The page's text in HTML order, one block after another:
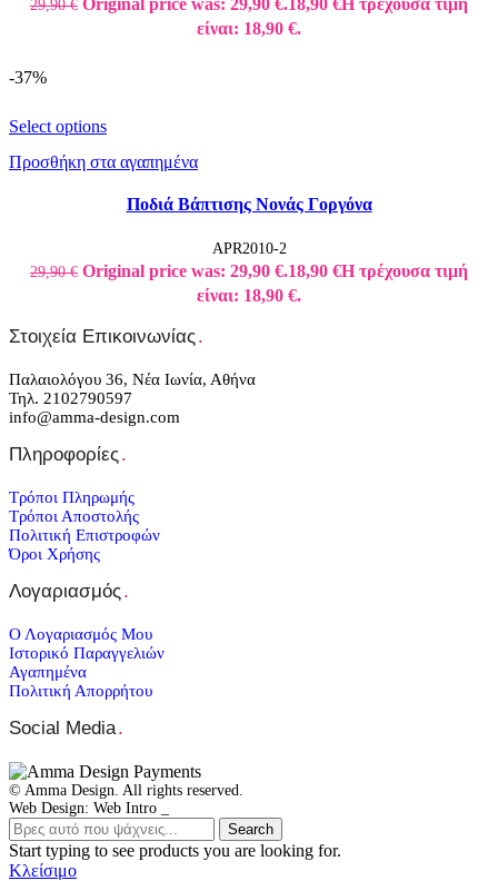
29,90€ Original price was: 29,90 €. 18,90 € Η τρέχουσα τιμή
είναι: 18,90 €.
-37%
Select options
Προσθήκη στα αγαπημένα
Ποδιά Βάπτισης Νονάς Γοργόνα
APR2010-2
29,90€ Original price was: 29,90 €.18,90 €Η τρέχουσα τιμή
είναι: 18,90 €.
Στοιχεία Επικοινωνίας.
Παλαιολόγου 36, Νέα Ιωνία, Αθήνα
Τηλ. 2102790597
info@amma-design.com
Πληροφορίες.
Τρόποι Πληρωμής
Τρόποι Αποστολής
Πολιτική Επιστροφών
Όροι Χρήσης
Λογαριασμός.
Ο Λογαριασμός Μου
Ιστορικό Παραγγελιών
Αγαπημένα
Πολιτική Απορρήτου
Social Media.
© Amma Design. All rights reserved.
Web Design: Web Intro _
Search
Start typing to see products you are looking for.
Κλείσιμο